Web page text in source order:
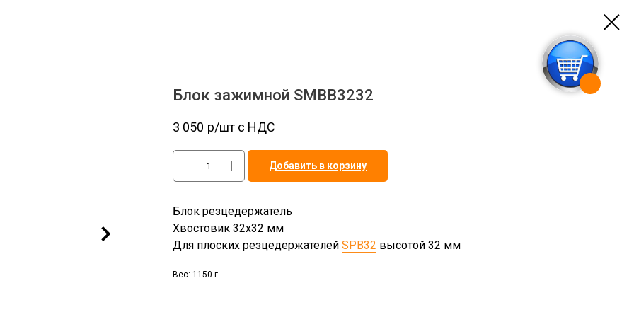
Блок зажимной SMBB3232
3 050 р/шт c НДС
Добавить в корзину
Блок резцедержатель
Хвостовик 32х32 мм
Для плоских резцедержателей SPB32 высотой 32 мм
Вес: 1150 г